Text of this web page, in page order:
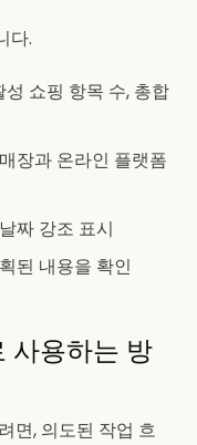
다.
쇼핑 항목 수, 총합
장과 온라인 플랫폼
짜 강조 표시
된 내용을 확인
사용하는 방
면, 의도된 작업 흐